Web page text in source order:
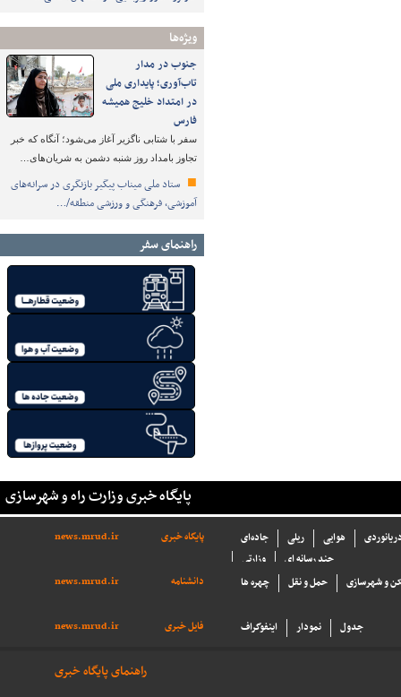
ویژه‌ها
جنوب در مدار
تاب‌آوری؛ پایداری ملی
در امتداد خلیج همیشه
فارس
سفر با شتابی ناگزیر آغاز می‌شود؛ آنگاه که خبر
تجاوز بامداد روز شنبه دشمن به شریان‌های…
ستاد ملی میناب پیگیر بازنگری در سرانه‌های
آموزشی، فرهنگی و ورزشی منطقه/…
راهنمای سفر
پایگاه خبری وزارت راه و شهرسازی
پایگاه خبری news.mrud.ir جاده‌ای ریلی هوایی
وزارتی
چند رسانه ای
دانشنامه
news.mrud.ir چهره ها حمل و نقل و شهرسازی
فایل خبری news.mrud.ir اینفوگراف نمودار جدول
راهنمای پایگاه خبری